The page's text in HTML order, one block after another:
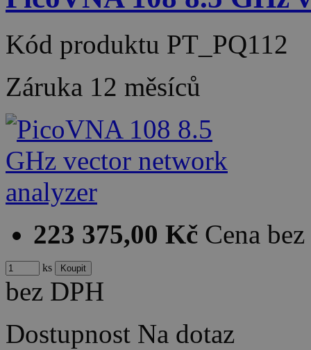
Kód produktu PT_PQ112
Záruka 12 měsíců
223 375,00 Kč Cena
ks
bez DPH
Dostupnost Na dotaz